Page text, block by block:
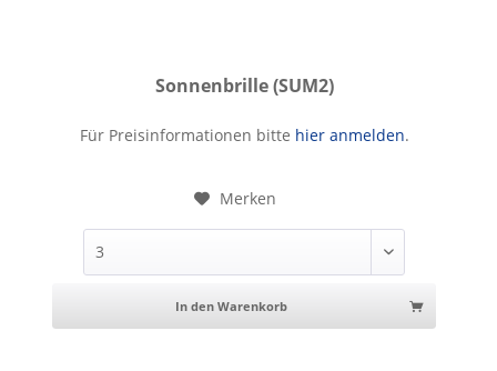
Sonnenbrille (SUM2)
Sonnenbrille
Für Preisinformationen bitte hier anmelden.
Merken
In den Warenkorb